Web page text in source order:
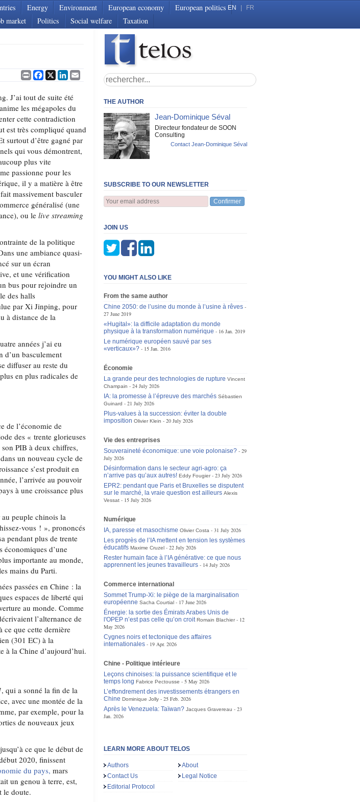
Energy Environment European economy
European politics
market Politics Social welfare Taxation
EN FR
PrintFacebook
X LinkedIn
Email
J’ai tout de suite été
les mégapoles du
cette contradiction
est très compliqué quand
surtout d’être gagné par
qui vous démontrent,
plus vite
passionne pour les
il y a matière à être
massivement basculer
généralisé (une
ou lelive streaming
de la politique
une ambiance quasi-
sur un écran
et une vérification
bus pour rejoindre un
des halls
par Xi Jinping, pour
à distance de la
années j’ai eu
d’un basculement
diffuser au reste du
en plus radicales de
de l’économie de
des « trente glorieuses
PIB à deux chiffres,
un nouveau cycle de
s’est produit en
l’arrivée au pouvoir
à une croissance plus
peuple chinois la
vous ! », prononcés
pendant plus de trente
économiques d’une
importante au monde,
mains du Parti.
passées en Chine : la
espaces de liberté qui
au monde. Comme
l’alternance de
ce que cette dernière
(301 EC) à la
à la Chine d’aujourd’hui.
qui a sonné la fin de la
avec une montée de la
par exemple, pour la
de nouveaux jeux
ce que le début de
2020, finissent
du pays, mars
un genou à terre, est,
le doute.
THE AUTHOR
Jean-Dominique Séval
Directeur fondateur de SOON
Consulting
Contact Jean-Dominique Séval
SUBSCRIBE TO OUR NEWSLETTER
Confirmer
JOIN US
YOU MIGHT ALSO LIKE
From the same author
Chine 2050: de l’usine du monde à l’usine à rêves
27 June 2019
«Hugital»: la difficile adaptation du monde
physique à la transformation numérique
16 Jan. 2019
Le numérique européen sauvé par ses
«verticaux»?
15 Jan. 2016
Économie
La grande peur des technologies de rupture Vincent
Champain
24 July 2026
IA: la promesse à l’épreuve des marchés Sébastien
Guinard
21 July 2026
Plus-values à la succession: éviter la double
imposition Olivier Klein 20 July 2026
Vie des entreprises
Souveraineté économique: une voie polonaise?
29
July 2026
Désinformation dans le secteur agri-agro: ça
n’arrive pas qu’aux autres! Eddy Fougier
23 July 2026
EPR2: pendant que Paris et Bruxelles se disputent
sur le marché, la vraie question est ailleurs Alexis
Vessat
15 July 2026
Numérique
IA, paresse et masochisme Olivier Costa
31 July 2026
Les progrès de l’IA mettent en tension les systèmes
éducatifs Maxime Cruzel
22 July 2026
Rester humain face à l’IA générative: ce que nous
apprennent les jeunes travailleurs
14 July 2026
Commerce international
Sommet Trump-Xi: le piège de la marginalisation
européenne Sacha Courtial
17 June 2026
Énergie: la sortie des Émirats Arabes Unis de
l'OPEP n’est pas celle qu’on croit Romain Blachier
12
May 2026
Cygnes noirs et tectonique des affaires
internationales
19 Apr. 2026
Chine - Politique intérieure
Leçons chinoises: la puissance scientifique et le
temps long Fabrice Pectousse
5 May 2026
L’effondrement des investissements étrangers en
Chine Dominique Jolly
25 Feb. 2026
Après le Venezuela: Taïwan? Jacques Gravereau
23
Jan. 2026
LEARN MORE ABOUT TELOS
Authors
About
Contact Us
Legal Notice
Editorial Protocol